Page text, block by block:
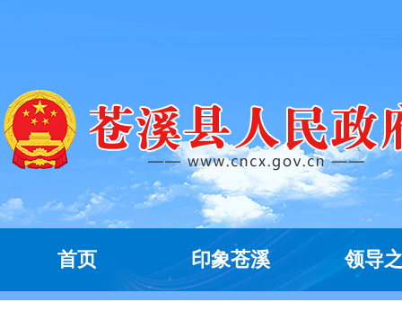
首页 印象苍溪 领导